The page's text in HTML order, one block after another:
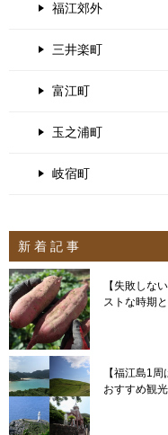
福江郊外
三井楽町
富江町
玉之浦町
岐宿町
新 着 記 事
【失敗しな
ストな時期
【福江島1
おすすめ観